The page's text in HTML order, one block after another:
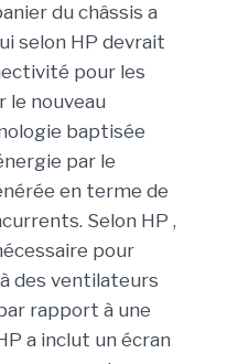
du châssis a
selon HP devrait
pour les
le nouveau
baptisée
par le
en terme de
Selon HP ,
pour
des ventilateurs
rapport à une
a inclut un écran